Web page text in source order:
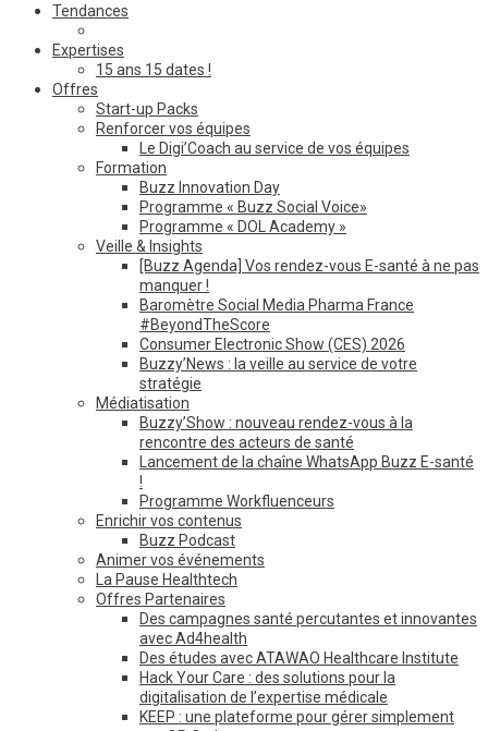
Tendances
Expertises
15 ans 15 dates !
Offres
Start-up Packs
Renforcer vos équipes
Le Digi’Coach au service de vos équipes
Formation
Buzz Innovation Day
Programme « Buzz Social Voice»
Programme « DOL Academy »
Veille & Insights
[Buzz Agenda] Vos rendez-vous E-santé à ne pas
manquer !
Baromètre Social Media Pharma France
#BeyondTheScore
Consumer Electronic Show (CES) 2026
Buzzy’News : la veille au service de votre
stratégie
Médiatisation
Buzzy’Show : nouveau rendez-vous à la
rencontre des acteurs de santé
Lancement de la chaîne WhatsApp Buzz E-santé
!
Programme Workfluenceurs
Enrichir vos contenus
Buzz Podcast
Animer vos événements
La Pause Healthtech
Offres Partenaires
Des campagnes santé percutantes et innovantes
avec Ad4health
Des études avec ATAWAO Healthcare Institute
Hack Your Care : des solutions pour la
digitalisation de l’expertise médicale
KEEP : une plateforme pour gérer simplement